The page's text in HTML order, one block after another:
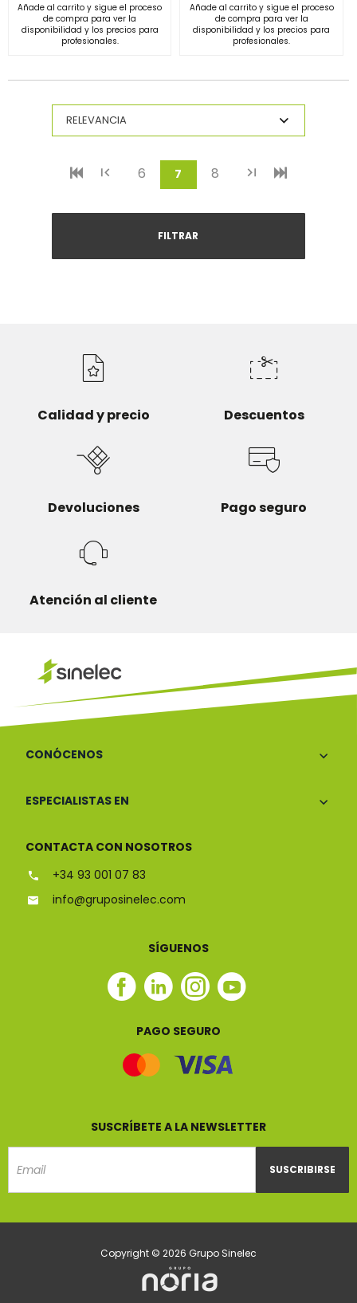
Añade al carrito y sigue el proceso
de compra para ver la
disponibilidad y los precios para
profesionales.
Añade al carrito y sigue el proceso
de compra para ver la
disponibilidad y los precios para
profesionales.
6 7 (current)
8
FILTRAR
Calidad y precio Descuentos
Devoluciones Pago seguro
Atención al cliente
CONÓCENOS
ESPECIALISTAS EN
CONTACTA CON NOSOTROS
+34 93 001 07 83
info@gruposinelec.com
SÍGUENOS
Facebook
Linkedin
Instagram
Youtube
PAGO SEGURO
SUSCRÍBETE A LA NEWSLETTER
SUSCRIBIRSE
Copyright © 2026 Grupo Sinelec